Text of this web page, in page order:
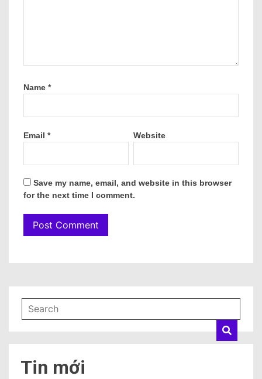
Name *
Email * Website
Save my name, email, and website in this browser
for the next time I comment.
Tin mới